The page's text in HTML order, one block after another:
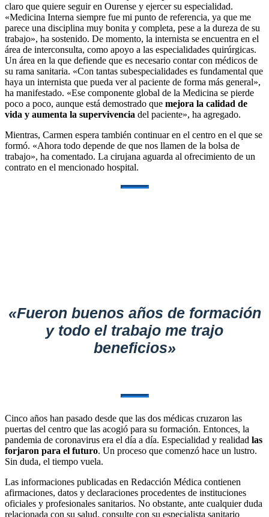
claro que quiere seguir en Ourense y ejercer su especialidad.
«Medicina Interna siempre fue mi punto de referencia, ya que me
parece una disciplina muy bonita y completa, pese a la dureza de su
trabajo», ha sostenido. De momento, la internista se encuentra en el
área de interconsulta, como apoyo a las especialidades quirúrgicas.
Un área en la que defiende que es necesario contar con médicos de
su rama sanitaria. «Con tantas subespecialidades es fundamental que
haya un internista que pueda ver al paciente de forma más general»,
ha manifestado. «Ese componente global de la Medicina se pierde
poco a poco, aunque está demostrado que mejora la calidad de
vida y aumenta la supervivencia del paciente», ha agregado.
Mientras, Carmen espera también continuar en el centro en el que se
formó. «Ahora todo depende de que nos llamen de la bolsa de
trabajo», ha comentado. La cirujana aguarda al ofrecimiento de un
contrato en el mencionado hospital.
«Fueron buenos años de formación
y todo el trabajo me trajo
beneficios»
Cinco años han pasado desde que las dos médicas cruzaron las
puertas del centro que las acogió para su formación. Entonces, la
pandemia de coronavirus era el día a día. Especialidad y realidad las
forjaron para el futuro. Un proceso que comenzó hace un lustro.
Sin duda, el tiempo vuela.
Las informaciones publicadas en Redacción Médica contienen
afirmaciones, datos y declaraciones procedentes de instituciones
oficiales y profesionales sanitarios. No obstante, ante cualquier duda
relacionada con su salud, consulte con su especialista sanitario